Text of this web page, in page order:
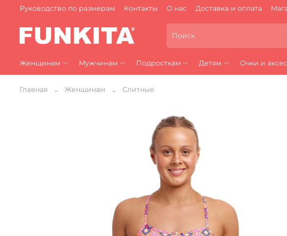
Руководство по размерам Контакты О нас Доставка и оплата
Женщинам Мужчинам Подросткам Детям Очки и
Главная Женщинам Слитные